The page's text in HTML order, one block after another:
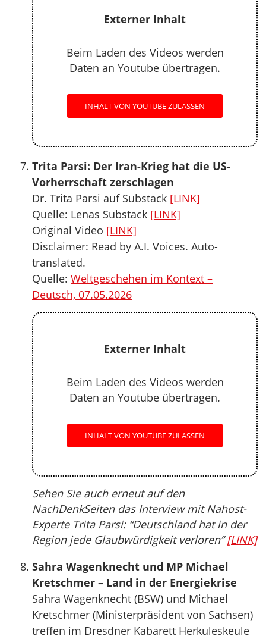
Externer Inhalt
Beim Laden des Videos werden
Daten an Youtube übertragen.
INHALT VON YOUTUBE ZULASSEN
Trita Parsi: Der Iran-Krieg hat die US-
Vorherrschaft zerschlagen
Dr. Trita Parsi auf Substack [LINK]
Quelle: Lenas Substack [LINK]
Original Video [LINK]
Disclaimer: Read by A.I. Voices. Auto-
translated.
Quelle: Weltgeschehen im Kontext –
Deutsch, 07.05.2026
Externer Inhalt
Beim Laden des Videos werden
Daten an Youtube übertragen.
INHALT VON YOUTUBE ZULASSEN
Sehen Sie auch erneut auf den
NachDenkSeiten das Interview mit Nahost-
Experte Trita Parsi: “Deutschland hat in der
Region jede Glaubwürdigkeit verloren”[LINK]
Sahra Wagenknecht und MP Michael
Kretschmer – Land in der Energiekrise
Sahra Wagenknecht (BSW) und Michael
Kretschmer (Ministerpräsident von Sachsen)
treffen im Dresdner Kabarett Herkuleskeule